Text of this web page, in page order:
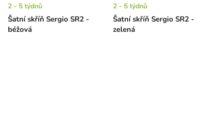
Šatní skříň Sergio SR2 -
béžová
2 - 5 týdnů
Šatní skříň Sergio SR2 -
zelená
2 - 5 týdnů